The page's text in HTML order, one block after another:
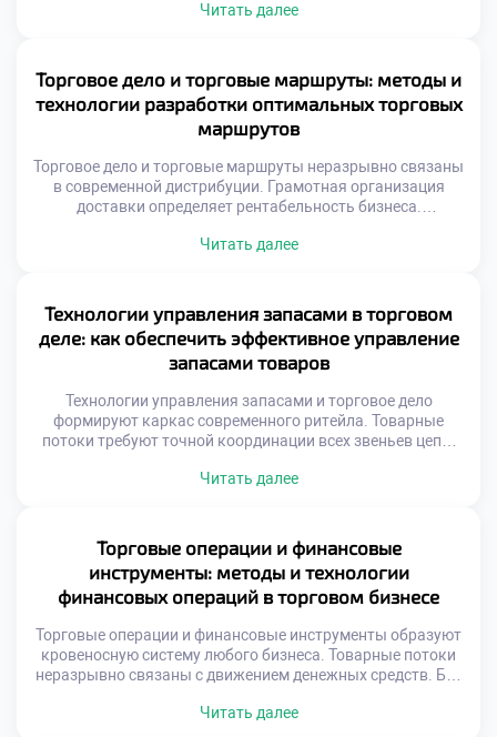
действий соперников превращает любую бизнес-
взаимосвязанных участников обмена. Появление новых
игроков или технологий мгновенно меняет правила
ведения торговли. Адаптивность к внешним […]
Читать далее
Торговое дело и торговые маршруты: методы и
технологии разработки оптимальных торговых
маршрутов
Торговое дело и торговые маршруты неразрывно связаны
в современной дистрибуции. Грамотная организация
доставки определяет рентабельность бизнеса.
компании. Скорость оборачиваемости товаров напрямую
Геопозиционирование изменило принципы планирования
перевозок. Спутниковые данные позволяют видеть
ситуацию мгновенно. Алгоритмы учитывают пробки и
погодные условия. Динамическая корректировка курса
Читать далее
Технологии управления запасами в торговом
деле: как обеспечить эффективное управление
запасами товаров
Технологии управления запасами и торговое дело
формируют каркас современного ритейла. Товарные
потоки требуют точной координации всех звеньев цепи.
предприятия. Дефицит же приводит к прямой потере
процессов исключает человеческие ошибки учета.
Информационные системы синхронизируют спрос с
предложением. Эффективность склада […]
Читать далее
Торговые операции и финансовые
инструменты: методы и технологии
финансовых операций в торговом бизнесе
Торговые операции и финансовые инструменты образуют
кровеносную систему любого бизнеса. Товарные потоки
неразрывно связаны с движением денежных средств. Без
останавливается мгновенно. Эффективные расчеты
Читать далее